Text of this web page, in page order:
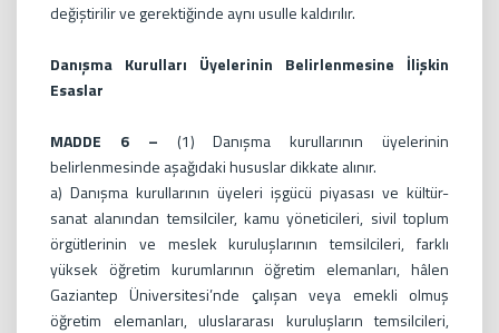
değiştirilir ve gerektiğinde aynı usulle kaldırılır.
Danışma Kurulları Üyelerinin Belirlenmesine İlişkin
Esaslar
MADDE 6 – (1) Danışma kurullarının üyelerinin
belirlenmesinde aşağıdaki hususlar dikkate alınır.
a) Danışma kurullarının üyeleri işgücü piyasası ve kültür-
sanat alanından temsilciler, kamu yöneticileri, sivil toplum
örgütlerinin ve meslek kuruluşlarının temsilcileri, farklı
yüksek öğretim kurumlarının öğretim elemanları, hâlen
Gaziantep Üniversitesi’nde çalışan veya emekli olmuş
öğretim elemanları, uluslararası kuruluşların temsilcileri,